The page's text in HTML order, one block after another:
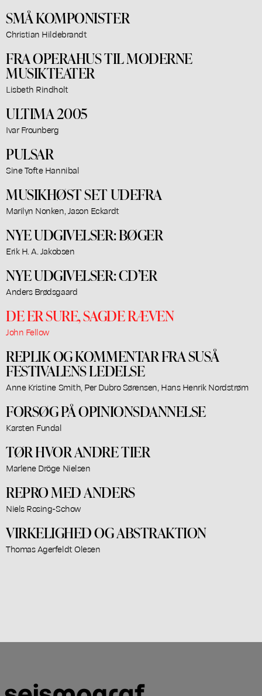
SMÅ KOMPONISTER
Christian Hildebrandt
FRA OPERAHUS TIL MODERNE
MUSIKTEATER
Lisbeth Rindholt
ULTIMA 2005
Ivar Frounberg
PULSAR
Sine Tofte Hannibal
MUSIKHØST SET UDEFRA
Marilyn Nonken, Jason Eckardt
NYE UDGIVELSER: BØGER
Erik H. A. Jakobsen
NYE UDGIVELSER: CD’ER
Anders Brødsgaard
DE ER SURE, SAGDE RÆVEN
John Fellow
REPLIK OG KOMMENTAR FRA SUSÅ
FESTIVALENS LEDELSE
Anne Kristine Smith, Per Dubro Sørensen, Hans Henrik Nordstrøm
FORSØG PÅ OPINIONSDANNELSE
Karsten Fundal
TØR HVOR ANDRE TIER
Marlene Dröge Nielsen
REPRO MED ANDERS
Niels Rosing-Schow
VIRKELIGHED OG ABSTRAKTION
Thomas Agerfeldt Olesen